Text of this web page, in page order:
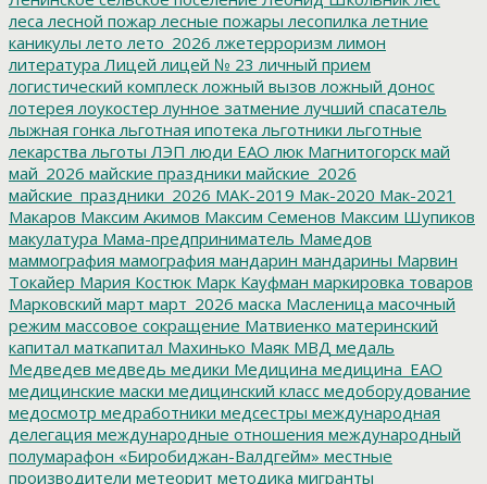
леса лесной пожар лесные пожары лесопилка летние
каникулы лето лето_2026 лжетерроризм лимон
литература Лицей лицей № 23 личный прием
логистический комплеск ложный вызов ложный донос
лотерея лоукостер лунное затмение лучший спасатель
лыжная гонка льготная ипотека льготники льготные
лекарства льготы ЛЭП люди ЕАО люк Магнитогорск май
май_2026 майские праздники майские_2026
майские_праздники_2026 МАК-2019 Мак-2020 Мак-2021
Макаров Максим Акимов Максим Семенов Максим Шупиков
макулатура Мама-предприниматель Мамедов
маммография мамография мандарин мандарины Марвин
Токайер Мария Костюк Марк Кауфман маркировка товаров
Марковский март март_2026 маска Масленица масочный
режим массовое сокращение Матвиенко материнский
капитал маткапитал Махинько Маяк МВД медаль
Медведев медведь медики Медицина медицина_ЕАО
медицинские маски медицинский класс медоборудование
медосмотр медработники медсестры международная
делегация международные отношения международный
полумарафон «Биробиджан-Валдгейм» местные
производители метеорит методика мигранты